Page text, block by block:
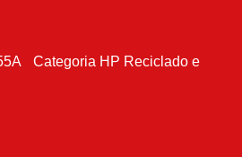
Categoria HP Reciclado e